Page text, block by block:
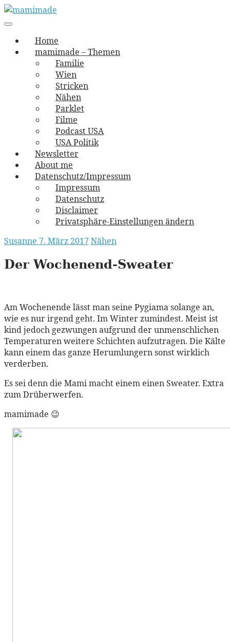
Skip
to
mamimade
vernäht und zugetextet
navigation
Menu
Home
mamimade – Themen
Familie
Wien
Stricken
Nähen
Parklet
Filme
Podcast USA
USA Politik
Newsletter
About me
Datenschutz/Impressum
Impressum
Datenschutz
Disclaimer
Privatsphäre-Einstellungen ändern
Susanne 7. März 2017 Nähen
Der Wochenend-Sweater
Am Wochenende lässt man seine Pygiama solange an,
wie es nur irgend geht. Im Winter zumindest. Meist ist
kind jedoch gezwungen aufgrund der unmenschlichen
Temperaturen weitere Schichten aufzutragen. Die Kälte
kann einem das ganze Herumlungern sonst wirklich
verderben.
Es sei denn die Mami macht einem einen Sweater. Extra
zum Drüberwerfen.
mamimade 😉